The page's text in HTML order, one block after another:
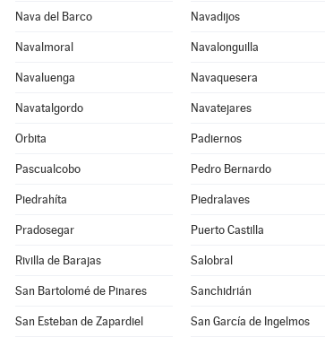
Nava del Barco Navadijos
Navalmoral Navalonguilla
Navaluenga Navaquesera
Navatalgordo Navatejares
Orbita Padiernos
Pascualcobo Pedro Bernardo
Piedrahíta Piedralaves
Pradosegar Puerto Castilla
Rivilla de Barajas Salobral
San Bartolomé de Pinares Sanchidrián
San Esteban de Zapardiel San García de Ingelmos